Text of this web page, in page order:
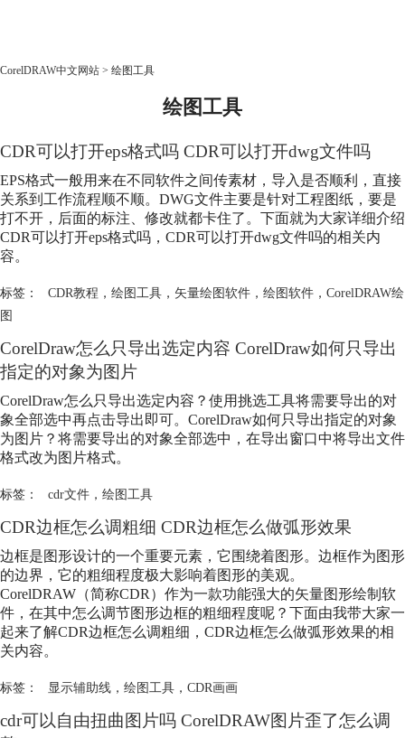
教程
下载
CorelDRAW中文网站 > 绘图工具
绘图工具
CDR可以打开eps格式吗 CDR可以打开dwg文件吗
EPS格式一般用来在不同软件之间传素材，导入是否顺利，直接
关系到工作流程顺不顺。DWG文件主要是针对工程图纸，要是
打不开，后面的标注、修改就都卡住了。下面就为大家详细介绍
CDR可以打开eps格式吗，CDR可以打开dwg文件吗的相关内
容。
标签： CDR教程 ， 绘图工具， 矢量绘图软件， 绘图软件， CorelDRAW绘
图
CorelDraw怎么只导出选定内容 CorelDraw如何只导出
指定的对象为图片
CorelDraw怎么只导出选定内容？使用挑选工具将需要导出的对
象全部选中再点击导出即可。CorelDraw如何只导出指定的对象
为图片？将需要导出的对象全部选中，在导出窗口中将导出文件
格式改为图片格式。
标签： cdr文件， 绘图工具
CDR边框怎么调粗细 CDR边框怎么做弧形效果
边框是图形设计的一个重要元素，它围绕着图形。边框作为图形
的边界，它的粗细程度极大影响着图形的美观。
CorelDRAW（简称CDR）作为一款功能强大的矢量图形绘制软
件，在其中怎么调节图形边框的粗细程度呢？下面由我带大家一
起来了解CDR边框怎么调粗细，CDR边框怎么做弧形效果的相
关内容。
标签： 显示辅助线， 绘图工具， CDR画画
cdr可以自由扭曲图片吗 CorelDRAW图片歪了怎么调